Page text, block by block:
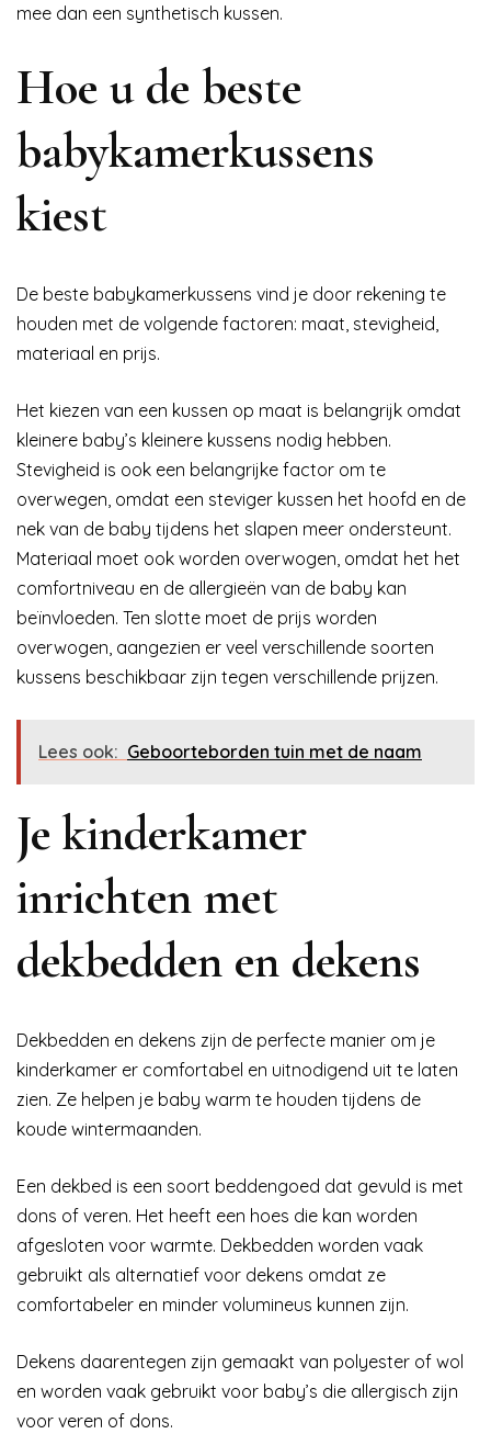
mee dan een synthetisch kussen.
Hoe u de beste
babykamerkussens
kiest
De beste babykamerkussens vind je door rekening te
houden met de volgende factoren: maat, stevigheid,
materiaal en prijs.
Het kiezen van een kussen op maat is belangrijk omdat
kleinere baby’s kleinere kussens nodig hebben.
Stevigheid is ook een belangrijke factor om te
overwegen, omdat een steviger kussen het hoofd en de
nek van de baby tijdens het slapen meer ondersteunt.
Materiaal moet ook worden overwogen, omdat het het
comfortniveau en de allergieën van de baby kan
beïnvloeden. Ten slotte moet de prijs worden
overwogen, aangezien er veel verschillende soorten
kussens beschikbaar zijn tegen verschillende prijzen.
Lees ook: Geboorteborden tuin met de naam
Je kinderkamer
inrichten met
dekbedden en dekens
Dekbedden en dekens zijn de perfecte manier om je
kinderkamer er comfortabel en uitnodigend uit te laten
zien. Ze helpen je baby warm te houden tijdens de
koude wintermaanden.
Een dekbed is een soort beddengoed dat gevuld is met
dons of veren. Het heeft een hoes die kan worden
afgesloten voor warmte. Dekbedden worden vaak
gebruikt als alternatief voor dekens omdat ze
comfortabeler en minder volumineus kunnen zijn.
Dekens daarentegen zijn gemaakt van polyester of wol
en worden vaak gebruikt voor baby’s die allergisch zijn
voor veren of dons.